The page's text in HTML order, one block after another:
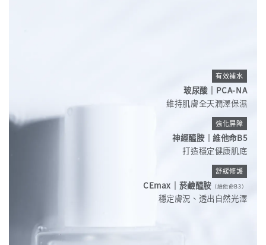
有效補水
玻尿酸｜PCA-NA
維持肌膚全天潤澤保濕
強化屏障
神經醯胺｜維他命B5
打造穩定健康肌底
舒緩修護
CEmax｜菸鹼醯胺 （維他命B3）
穩定膚況、透出自然光澤